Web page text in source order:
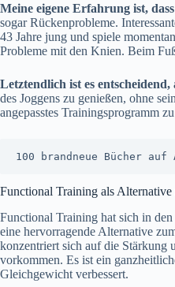
Meine eigene Erfahrung ist,
sogar Rückenprobleme.
43 Jahre jung und spiele
Probleme mit den Knien. Beim
Letztendlich ist es
des Joggens zu genießen, ohne
angepasstes Trainingsprogramm
100 brandneue Bücher
Functional Training als
Functional Training hat sich in
eine hervorragende Alternative
konzentriert sich auf die Stärkung
vorkommen. Es ist ein
Gleichgewicht verbessert.